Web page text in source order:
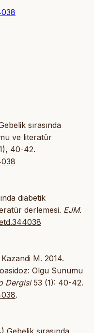
sırasında
ve literatür
40-42.
diabetik
derlemesi. EJM.
M. 2014.
Olgu Sunumu
Dergisi53 (1): 40-42.
.
sırasında